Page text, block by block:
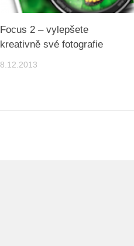
Focus 2 – vylepšete
kreativně své fotografie
8.12.2013